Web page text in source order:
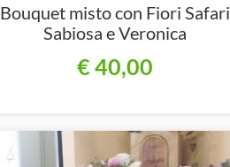
Bouquet misto con Fiori Safari
Sabiosa e Veronica
€ 40,00